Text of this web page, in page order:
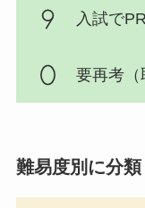
入試で
要再考（
難易度別に分類